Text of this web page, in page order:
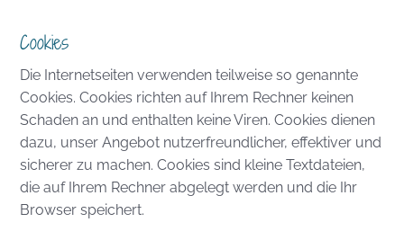
Cookies
Die Internetseiten verwenden teilweise so genannte
Cookies. Cookies richten auf Ihrem Rechner keinen
Schaden an und enthalten keine Viren. Cookies dienen
dazu, unser Angebot nutzerfreundlicher, effektiver und
sicherer zu machen. Cookies sind kleine Textdateien,
die auf Ihrem Rechner abgelegt werden und die Ihr
Browser speichert.